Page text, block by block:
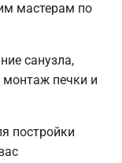
мастерам по
санузла,
монтаж печки и
постройки